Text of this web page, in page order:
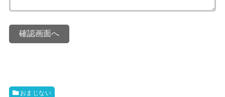
確認画面へ
おまじない